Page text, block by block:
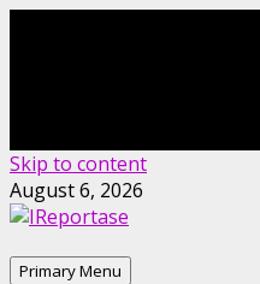
Skip to content
August 6, 2026
Primary Menu